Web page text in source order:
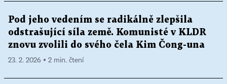
Pod jeho vedením se radikálně zlepšila
odstrašující síla země. Komunisté v KLDR
znovu zvolili do svého čela Kim Čong-una
23. 2. 2026 ▪ 2 min. čtení